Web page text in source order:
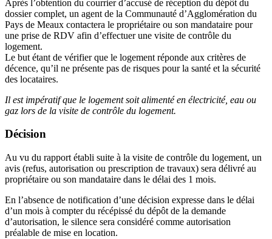
Après l’obtention du courrier d’accusé de réception du dépôt du
dossier complet, un agent de la Communauté d’Agglomération du
Pays de Meaux contactera le propriétaire ou son mandataire pour
une prise de RDV afin d’effectuer une visite de contrôle du
logement.
Le but étant de vérifier que le logement réponde aux critères de
décence, qu’il ne présente pas de risques pour la santé et la sécurité
des locataires.
Il est impératif que le logement soit alimenté en électricité, eau ou
gaz lors de la visite de contrôle du logement.
Décision
Au vu du rapport établi suite à la visite de contrôle du logement, un
avis (refus, autorisation ou prescription de travaux) sera délivré au
propriétaire ou son mandataire dans le délai des 1 mois.
En l’absence de notification d’une décision expresse dans le délai
d’un mois à compter du récépissé du dépôt de la demande
d’autorisation, le silence sera considéré comme autorisation
préalable de mise en location.